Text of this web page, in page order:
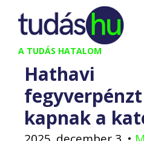
Kilépés
tartalomba
A TUDÁS HATALOM
Hathavi
fegyverpénzt
kapnak a